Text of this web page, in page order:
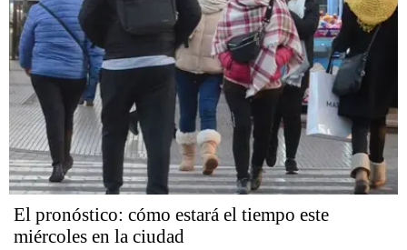
El pronóstico: cómo estará el tiempo este
miércoles en la ciudad